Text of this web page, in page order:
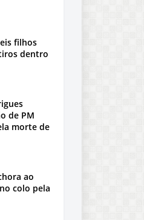
filhos
dentro
de PM
morte de
ao
colo pela